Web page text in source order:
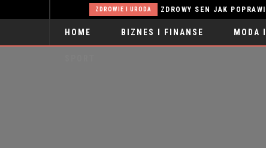
ZDROWIE I URODA ZDROWY SEN JAK POPRAWIĆ
HOME BIZNES I FINANSE MODA